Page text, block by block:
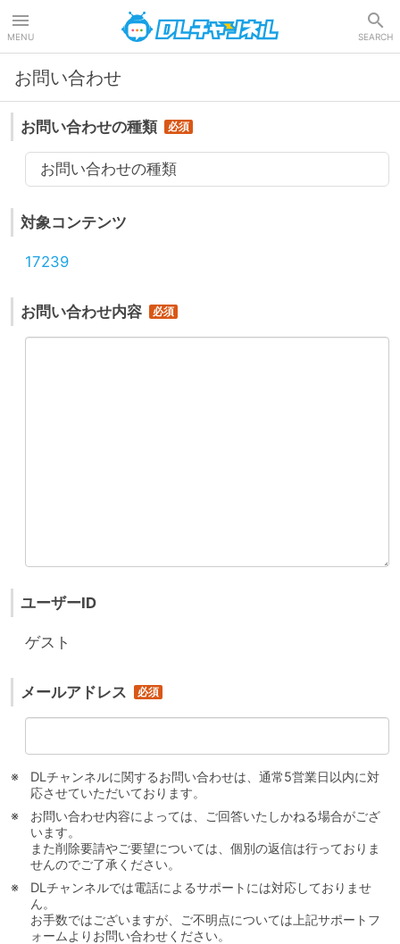
MENU SEARCH
お問い合わせ
お問い合わせの種類
お問い合わせの種類
対象コンテンツ
17239
お問い合わせ内容
ユーザーID
ゲスト
メールアドレス
DLチャンネルに関するお問い合わせは、通常5営業日以内に対
応させていただいております。
お問い合わせ内容によっては、ご回答いたしかねる場合がござ
います。
また削除要請やご要望については、個別の返信は行っておりま
せんのでご了承ください。
DLチャンネルでは電話によるサポートには対応しておりませ
ん。
お手数ではございますが、ご不明点については上記サポートフ
ォームよりお問い合わせください。